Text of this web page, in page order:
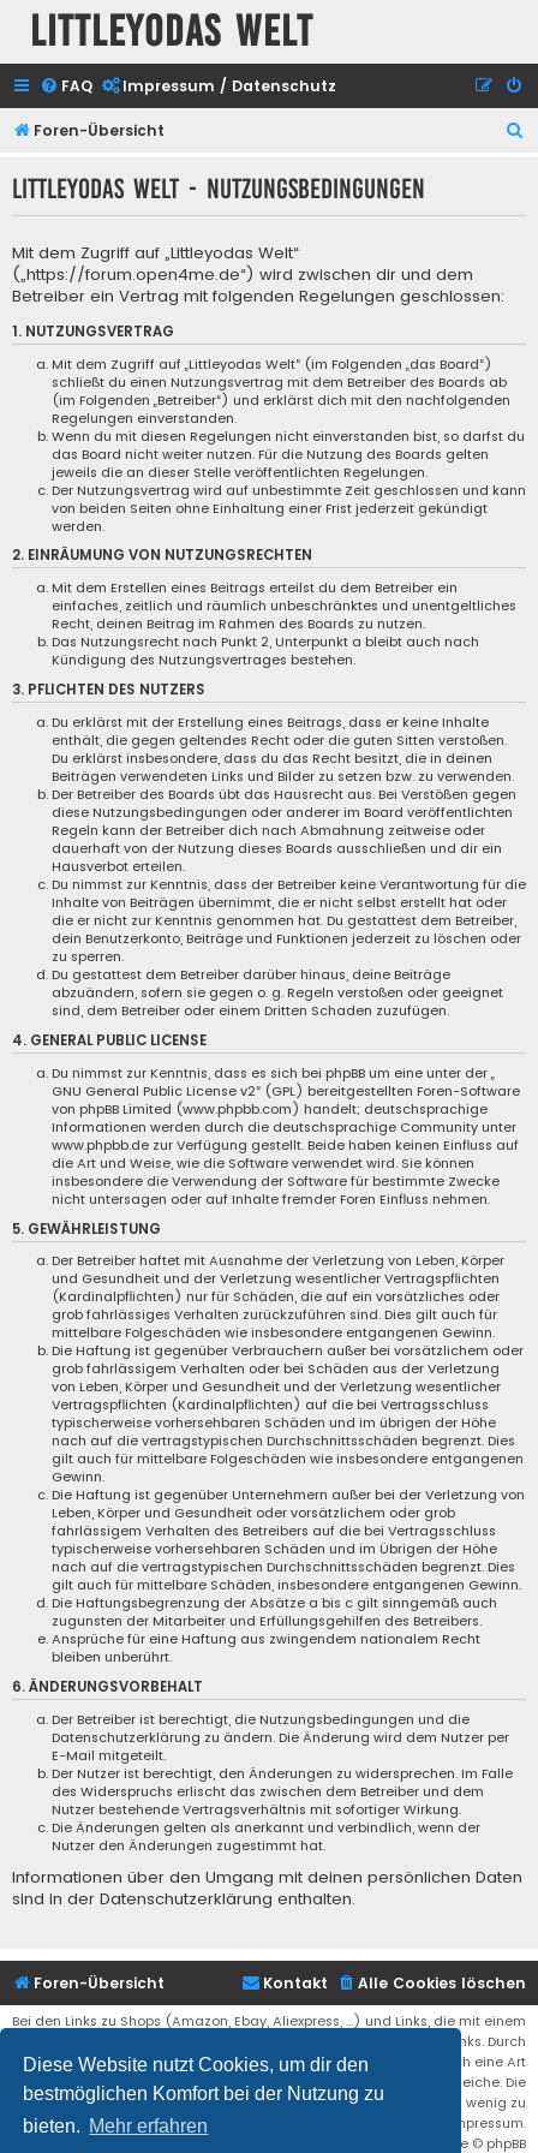
Diese Website nutzt Cookies, um dir den
bestmöglichen Komfort bei der Nutzung zu
bieten. Mehr erfahren
Littleyodas Welt
FAQ Impressum / Datenschutz
Foren-Übersicht
h
Littleyodas Welt - Nutzungsbedingungen
Mit dem Zugriff auf „Littleyodas Welt“
(„https://forum.open4me.de“) wird zwischen dir und dem
Betreiber ein Vertrag mit folgenden Regelungen geschlossen:
1. NUTZUNGSVERTRAG
Mit dem Zugriff auf „Littleyodas Welt“ (im Folgenden „das Board“)
schließt du einen Nutzungsvertrag mit dem Betreiber des Boards ab
(im Folgenden „Betreiber“) und erklärst dich mit den nachfolgenden
Regelungen einverstanden.
Wenn du mit diesen Regelungen nicht einverstanden bist, so darfst du
das Board nicht weiter nutzen. Für die Nutzung des Boards gelten
jeweils die an dieser Stelle veröffentlichten Regelungen.
Der Nutzungsvertrag wird auf unbestimmte Zeit geschlossen und kann
von beiden Seiten ohne Einhaltung einer Frist jederzeit gekündigt
werden.
2. EINRÄUMUNG VON NUTZUNGSRECHTEN
Mit dem Erstellen eines Beitrags erteilst du dem Betreiber ein
einfaches, zeitlich und räumlich unbeschränktes und unentgeltliches
Recht, deinen Beitrag im Rahmen des Boards zu nutzen.
Das Nutzungsrecht nach Punkt 2, Unterpunkt a bleibt auch nach
Kündigung des Nutzungsvertrages bestehen.
3. PFLICHTEN DES NUTZERS
Du erklärst mit der Erstellung eines Beitrags, dass er keine Inhalte
enthält, die gegen geltendes Recht oder die guten Sitten verstoßen.
Du erklärst insbesondere, dass du das Recht besitzt, die in deinen
Beiträgen verwendeten Links und Bilder zu setzen bzw. zu verwenden.
Der Betreiber des Boards übt das Hausrecht aus. Bei Verstößen gegen
diese Nutzungsbedingungen oder anderer im Board veröffentlichten
Regeln kann der Betreiber dich nach Abmahnung zeitweise oder
dauerhaft von der Nutzung dieses Boards ausschließen und dir ein
Hausverbot erteilen.
Du nimmst zur Kenntnis, dass der Betreiber keine Verantwortung für die
Inhalte von Beiträgen übernimmt, die er nicht selbst erstellt hat oder
die er nicht zur Kenntnis genommen hat. Du gestattest dem Betreiber,
dein Benutzerkonto, Beiträge und Funktionen jederzeit zu löschen oder
zu sperren.
Du gestattest dem Betreiber darüber hinaus, deine Beiträge
abzuändern, sofern sie gegen o. g. Regeln verstoßen oder geeignet
sind, dem Betreiber oder einem Dritten Schaden zuzufügen.
4. GENERAL PUBLIC LICENSE
Du nimmst zur Kenntnis, dass es sich bei phpBB um eine unter der „
GNU General Public License v2“ (GPL) bereitgestellten Foren-Software
von phpBB Limited (www.phpbb.com) handelt; deutschsprachige
Informationen werden durch die deutschsprachige Community unter
www.phpbb.de zur Verfügung gestellt. Beide haben keinen Einfluss auf
die Art und Weise, wie die Software verwendet wird. Sie können
insbesondere die Verwendung der Software für bestimmte Zwecke
nicht untersagen oder auf Inhalte fremder Foren Einfluss nehmen.
5. GEWÄHRLEISTUNG
Der Betreiber haftet mit Ausnahme der Verletzung von Leben, Körper
und Gesundheit und der Verletzung wesentlicher Vertragspflichten
(Kardinalpflichten) nur für Schäden, die auf ein vorsätzliches oder
grob fahrlässiges Verhalten zurückzuführen sind. Dies gilt auch für
mittelbare Folgeschäden wie insbesondere entgangenen Gewinn.
Die Haftung ist gegenüber Verbrauchern außer bei vorsätzlichem oder
grob fahrlässigem Verhalten oder bei Schäden aus der Verletzung
von Leben, Körper und Gesundheit und der Verletzung wesentlicher
Vertragspflichten (Kardinalpflichten) auf die bei Vertragsschluss
typischerweise vorhersehbaren Schäden und im übrigen der Höhe
nach auf die vertragstypischen Durchschnittsschäden begrenzt. Dies
gilt auch für mittelbare Folgeschäden wie insbesondere entgangenen
Gewinn.
Die Haftung ist gegenüber Unternehmern außer bei der Verletzung von
Leben, Körper und Gesundheit oder vorsätzlichem oder grob
fahrlässigem Verhalten des Betreibers auf die bei Vertragsschluss
typischerweise vorhersehbaren Schäden und im Übrigen der Höhe
nach auf die vertragstypischen Durchschnittsschäden begrenzt. Dies
gilt auch für mittelbare Schäden, insbesondere entgangenen Gewinn.
Die Haftungsbegrenzung der Absätze a bis c gilt sinngemäß auch
zugunsten der Mitarbeiter und Erfüllungsgehilfen des Betreibers.
Ansprüche für eine Haftung aus zwingendem nationalem Recht
bleiben unberührt.
6. ÄNDERUNGSVORBEHALT
Der Betreiber ist berechtigt, die Nutzungsbedingungen und die
Datenschutzerklärung zu ändern. Die Änderung wird dem Nutzer per
E-Mail mitgeteilt.
Der Nutzer ist berechtigt, den Änderungen zu widersprechen. Im Falle
des Widerspruchs erlischt das zwischen dem Betreiber und dem
Nutzer bestehende Vertragsverhältnis mit sofortiger Wirkung.
Die Änderungen gelten als anerkannt und verbindlich, wenn der
Nutzer den Änderungen zugestimmt hat.
Informationen über den Umgang mit deinen persönlichen Daten
sind in der Datenschutzerklärung enthalten.
Foren-Übersicht Alle Cookies löschen
Kontakt
Bei den Links zu Shops (Amazon, Ebay, Aliexpress, ...) und Links, die mit einem
Stern (*) markiert sind, kann es sich um sogenannte Affiliate Links. Durch
den Kauf eines Produktes über einen Affiliate Link erhälte ich eine Art
Umsatzbeteiligung gutgeschrieben. Für euch bleibt der Preis der gleiche. Die
Einnahmen helfen die Hostgebühren für diese Webseite ein wenig zu
reduzieren. Siehe auch das Impressum.
® Forum Software © phpBB